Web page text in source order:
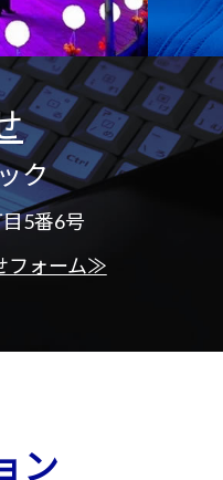
ク
5番6号
フォーム≫
ン